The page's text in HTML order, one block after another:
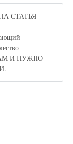
СТАТЬЯ
НАМ И НУЖНО